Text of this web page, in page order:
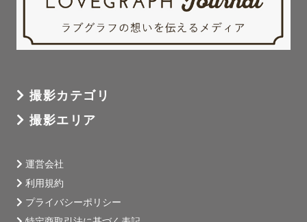
撮影カテゴリ
撮影エリア
運営会社
利用規約
プライバシーポリシー